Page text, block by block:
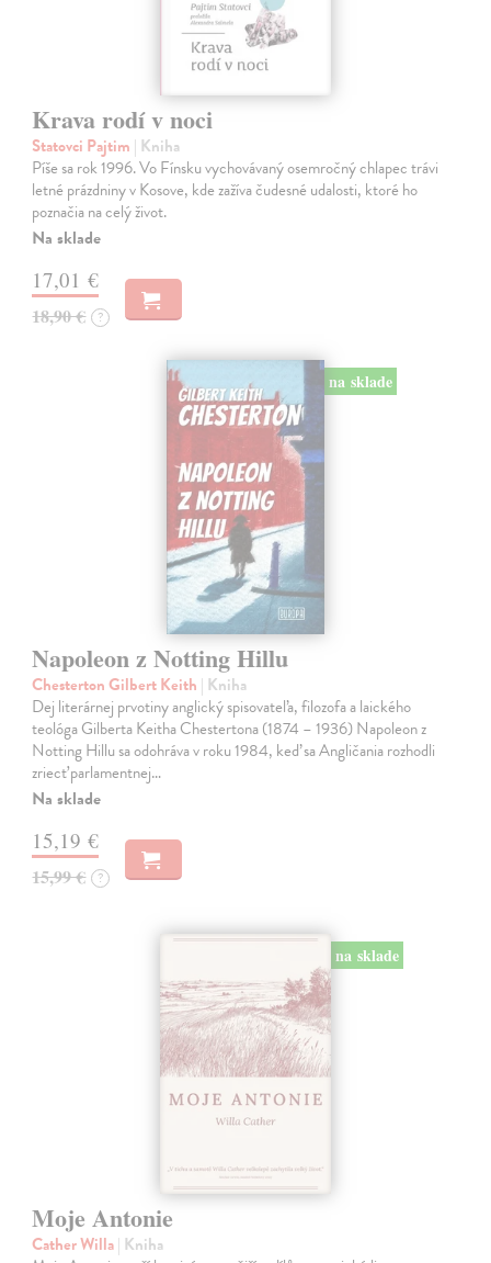
Krava rodí v noci
Statovci Pajtim | Kniha
Píše sa rok 1996. Vo Fínsku vychovávaný osemročný chlapec trávi
letné prázdniny v Kosove, kde zažíva čudesné udalosti, ktoré ho
poznačia na celý život.
Na sklade
17,01 €
18,90 € ?
na sklade
Napoleon z Notting Hillu
Chesterton Gilbert Keith | Kniha
Dej literárnej prvotiny anglický spisovateľa, filozofa a laického
teológa Gilberta Keitha Chestertona (1874 – 1936) Napoleon z
Notting Hillu sa odohráva v roku 1984, keď sa Angličania rozhodli
zriecť parlamentnej…
Na sklade
15,19 €
15,99 € ?
na sklade
Moje Antonie
Cather Willa| Kniha